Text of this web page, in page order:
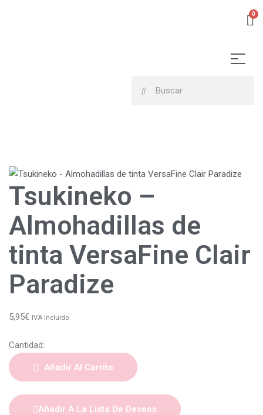
Tsukineko –
Almohadillas de
tinta VersaFine Clair
Paradize
5,95€ IVA Incluido
Cantidad:
Añadir Al Carrito
Añadir A La Lista De Deseos